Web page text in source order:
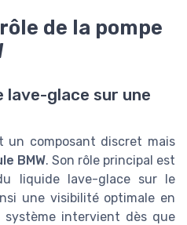
de la pompe
lave-glace sur une
un composant discret mais
BMW. Son rôle principal est
liquide lave-glace sur le
une visibilité optimale en
système intervient dès que